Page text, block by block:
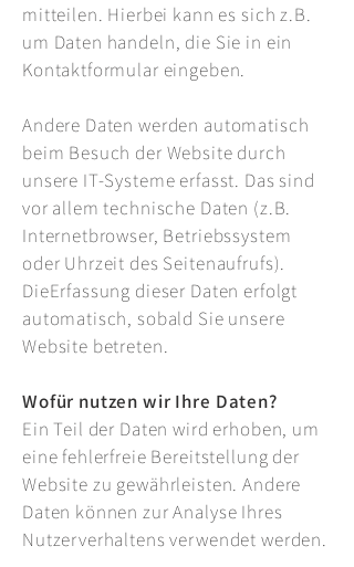
mitteilen. Hierbei kann es sich z.B.
um Daten handeln, die Sie in ein
Kontaktformular eingeben.
Andere Daten werden automatisch
beim Besuch der Website durch
unsere IT-Systeme erfasst. Das sind
vor allem technische Daten (z.B.
Internetbrowser, Betriebssystem
oder Uhrzeit des Seitenaufrufs).
DieErfassung dieser Daten erfolgt
automatisch, sobald Sie unsere
Website betreten.
Wofür nutzen wir Ihre Daten?
Ein Teil der Daten wird erhoben, um
eine fehlerfreie Bereitstellung der
Website zu gewährleisten. Andere
Daten können zur Analyse Ihres
Nutzerverhaltens verwendet werden.